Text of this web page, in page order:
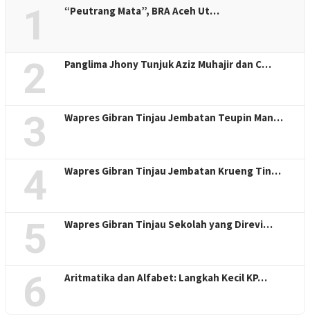
1 “Peutrang Mata”, BRA Aceh Ut…
2 Panglima Jhony Tunjuk Aziz Muhajir dan C…
3 Wapres Gibran Tinjau Jembatan Teupin Man…
4 Wapres Gibran Tinjau Jembatan Krueng Tin…
5 Wapres Gibran Tinjau Sekolah yang Direvi…
6 Aritmatika dan Alfabet: Langkah Kecil KP…